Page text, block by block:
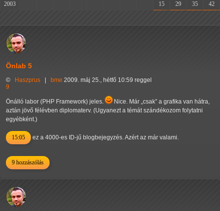
2003
15 29 35 42
Önlab 5
© Haszprus bme 2009. máj 25., hétfő 10:59 reggel
9
Önálló labor (PHP Framework) jeles. Nice. Már csak a grafika van hátra,
aztán jövő félévben diplomaterv. (Ugyanezt a témát szándékozom folytatni
egyébként.)
15:05 ez a 4000-es ID-jű blogbejegyzés. Azért az már valami.
9 hozzászólás